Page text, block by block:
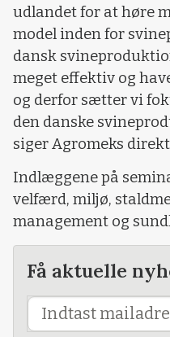
udlandet for at høre
model inden for
dansk
meget effektiv og
og derfor sætter vi
den danske
siger Agromeks
Indlæggene på
velfærd, miljø,
management og
Få aktuelle